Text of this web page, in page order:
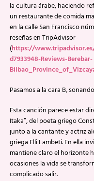
la cultura árabe, haciendo
un restaurante de comida
en la calle San Francisco
reseñas en TripAdvisor
(https://
d7933948-Reviews-Berebar-
Pasamos a la cara B,
Esta canción parece estar
Itaka”, del poeta griego
junto a la cantante y actriz
griega Elli Lambeti. En ella
mantiene claro el horizonte
ocasiones la vida se
complicado salir.